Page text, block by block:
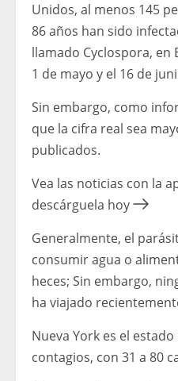
Unidos, al menos 145
86 años han sido
llamado Cyclospora, en
1 de mayo y el 16 de
Sin embargo, como
que la cifra real sea
publicados.
Vea las noticias con la
descárguela hoy
Generalmente, el
consumir agua o
heces; Sin embargo,
ha viajado
Nueva York es el
contagios, con 31 a 80